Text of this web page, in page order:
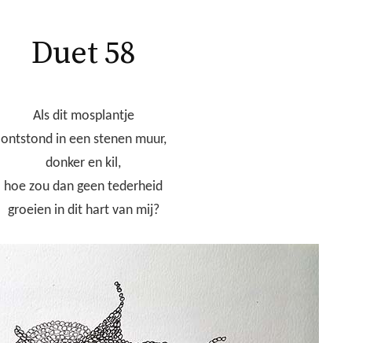
Duet 58
Als dit mosplantje
ontstond in een stenen muur,
donker en kil,
hoe zou dan geen tederheid
groeien in dit hart van mij?